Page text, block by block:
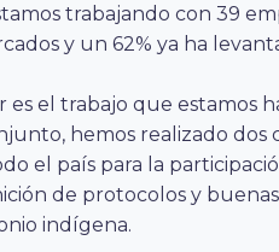
trabajando con 39
y un 62% ya ha
el trabajo que estamos
hemos realizado dos
el país para la
de protocolos y
indígena.